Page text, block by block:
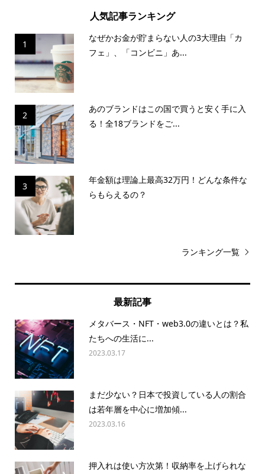
人気記事ランキング
1
なぜかお金が貯まらない人の3大理由「カ
フェ」、「コンビニ」あ...
2
あのブランドはこの国で買うと安く手に入
る！全18ブランドをご...
3
年金額は理論上最高32万円！どんな条件な
らもらえるの？
ランキング一覧
最新記事
メタバース・NFT・web3.0の違いとは？私
たちへの生活に...
2023.03.17
まだ少ない？日本で投資している人の割合
は若年層を中心に増加傾...
2023.03.16
押入れは使い方次第！収納率を上げられな